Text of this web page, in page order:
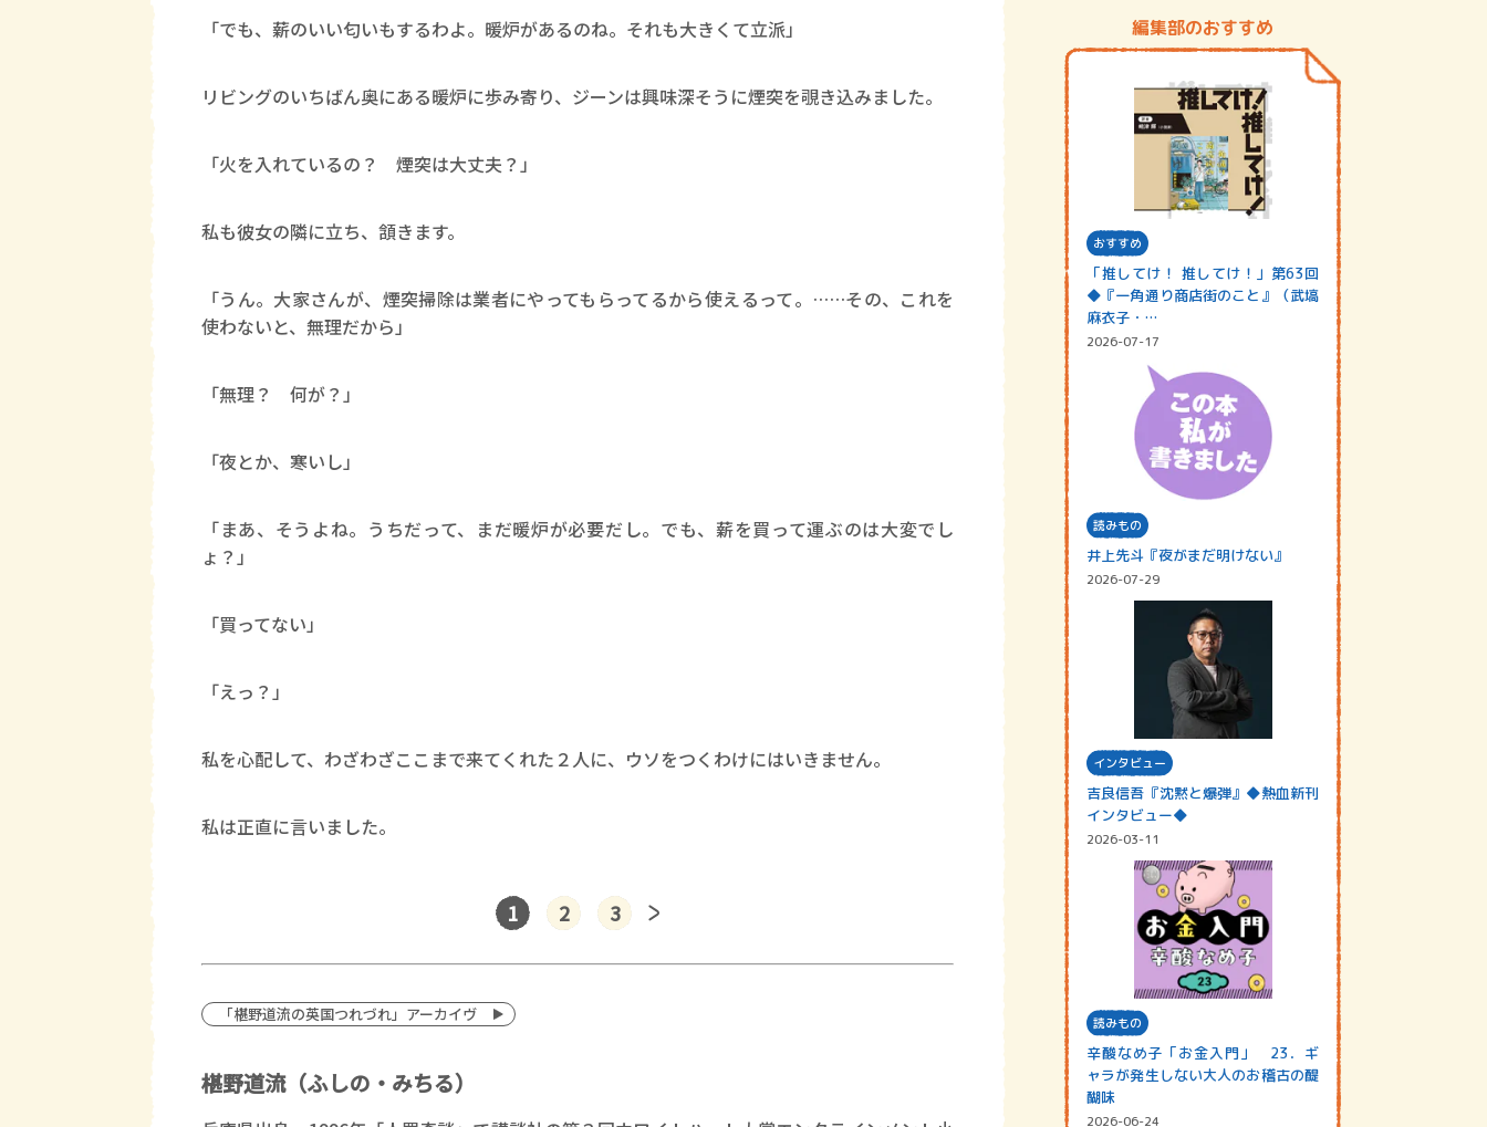
「でも、薪のいい匂いもするわよ。暖炉があるのね。それも大きくて立派」
リビングのいちばん奥にある暖炉に歩み寄り、ジーンは興味深そうに煙突を覗き込みました。
「火を入れているの？ 煙突は大丈夫？」
私も彼女の隣に立ち、頷きます。
「うん。大家さんが、煙突掃除は業者にやってもらってるから使えるって。……その、これを
使わないと、無理だから」
「無理？ 何が？」
「夜とか、寒いし」
「まあ、そうよね。うちだって、まだ暖炉が必要だし。でも、薪を買って運ぶのは大変でし
ょ？」
「買ってない」
「えっ？」
私を心配して、わざわざここまで来てくれた２人に、ウソをつくわけにはいきません。
私は正直に言いました。
1 2 3
「椹野道流の英国つれづれ」アーカイヴ
椹野道流（ふしの・みちる）
編集部のおすすめ
おすすめ
「推してけ！ 推してけ！」第63回
◆『一角通り商店街のこと』（武塙
麻衣子・…
2026-07-17
読みもの
井上先斗『夜がまだ明けない』
2026-07-29
インタビュー
吉良信吾『沈黙と爆弾』◆熱血新刊
インタビュー◆
2026-03-11
読みもの
辛酸なめ子「お金入門」 23．ギ
ャラが発生しない大人のお稽古の醍
醐味
2026-06-24